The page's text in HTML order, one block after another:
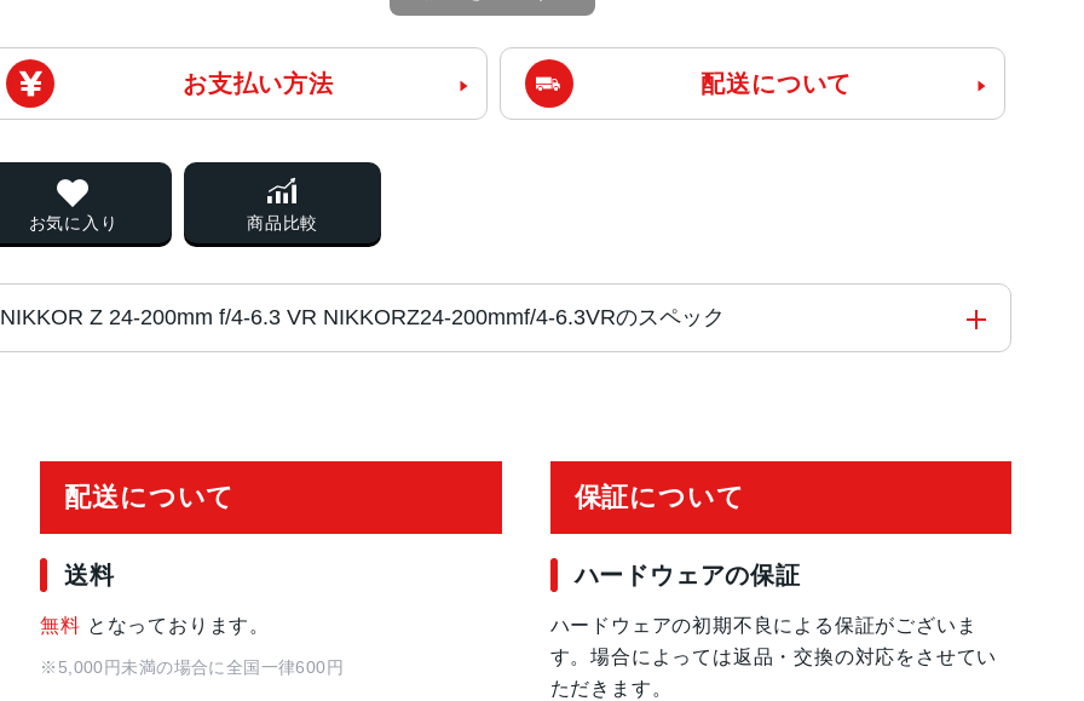
お支払い方法 配送について
お気に入り 商品比較
NIKKOR Z 24-200mm f/4-6.3 VR NIKKORZ24-200mmf/4-6.3VRのスペック
レンズタイプ
レンズ構成 15群19枚
焦点距離 24～200 mm
配送について
送料
無料 となっております。
※5,000円未満の場合に全国一律600円
保証について
ハードウェアの保証
ハードウェアの初期不良による保証がございま
す。場合によっては返品・交換の対応をさせてい
ただきます。